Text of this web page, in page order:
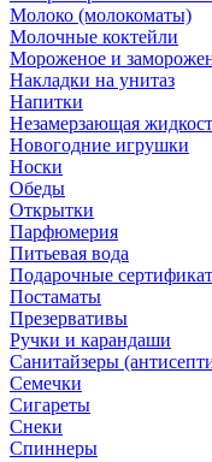
Молоко (молокоматы)
Молочные коктейли
Мороженое и
Накладки на унитаз
Напитки
Незамерзающая
Новогодние игрушки
Носки
Обеды
Открытки
Парфюмерия
Питьевая вода
Подарочные
Постаматы
Презервативы
Ручки и карандаши
Санитайзеры
Семечки
Сигареты
Снеки
Спиннеры